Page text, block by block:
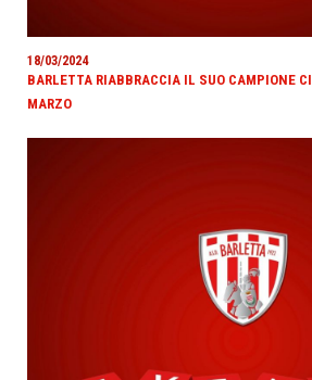
18/03/2024
BARLETTA RIABBRACCIA IL SUO CAMPIONE
MARZO